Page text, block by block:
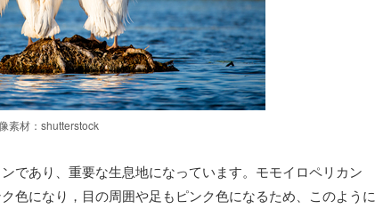
素材：shutterstock
であり、重要な生息地になっています。モモイロペリカン
色になり，目の周囲や足もピンク色になるため、このように